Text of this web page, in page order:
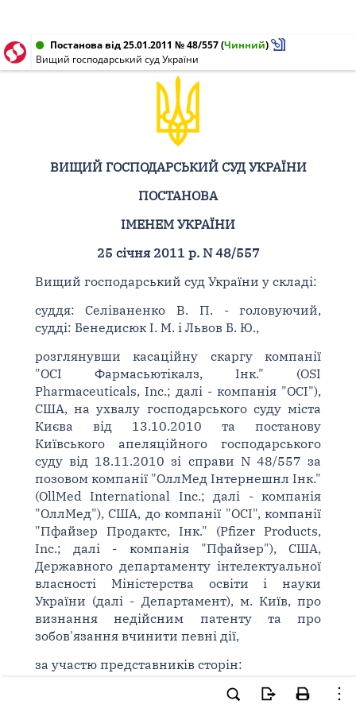
Постанова від 25.01.2011 № 48/557(Чинний)
Вищий господарський суд України
ВИЩИЙ ГОСПОДАРСЬКИЙ СУД УКРАЇНИ
ПОСТАНОВА
ІМЕНЕМ УКРАЇНИ
25 січня 2011 р. N 48/557
Вищий господарський суд України у складі:
суддя: Селіваненко В. П. - головуючий,
судді: Бенедисюк І. М. і Львов Б. Ю.,
розглянувши касаційну скаргу компанії
"ОСІ Фармасьютікалз, Інк." (OSI
Pharmaceuticals, Inc.; далі - компанія "ОСІ"),
США, на ухвалу господарського суду міста
Києва від 13.10.2010 та постанову
Київського апеляційного господарського
суду від 18.11.2010 зі справи N 48/557 за
позовом компанії "ОллМед Інтернешнл Інк."
(OllMed International Inc.; далі - компанія
"ОллМед"), США, до компанії "ОСІ", компанії
"Пфайзер Продактс, Інк." (Pfizer Products,
Inc.; далі - компанія "Пфайзер"), США,
Державного департаменту інтелектуальної
власності Міністерства освіти і науки
України (далі - Департамент), м. Київ, про
визнання недійсним патенту та про
зобов'язання вчинити певні дії,
за участю представників сторін: